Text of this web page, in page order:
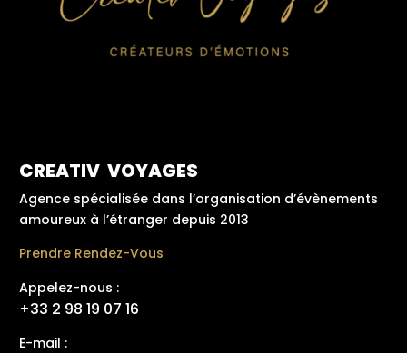
CREATIV VOYAGES
Agence spécialisée dans l’organisation d’évènements
amoureux à l’étranger depuis 2013
Prendre Rendez-Vous
Appelez-nous :
+33 2 98 19 07 16
E-mail :